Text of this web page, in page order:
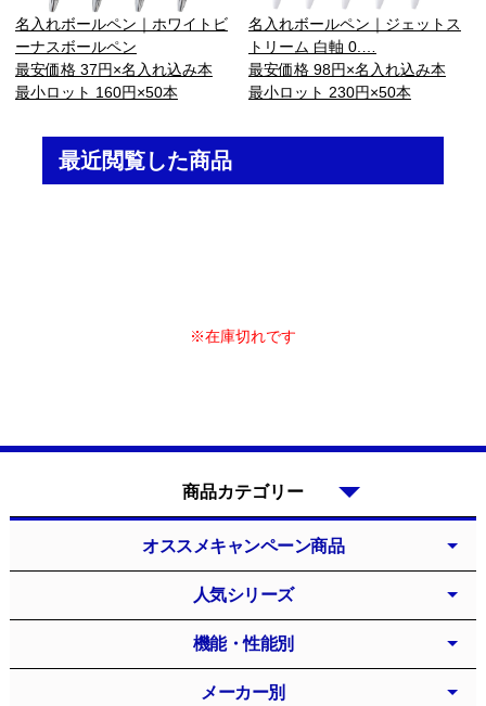
名入れボールペン｜ホワイトビ
ーナスボールペン
最安価格 37円×名入れ込み本
最小ロット 160円×50本
名入れボールペン｜ジェットス
トリーム 白軸 0.…
最安価格 98円×名入れ込み本
最小ロット 230円×50本
最近閲覧した商品
※在庫切れです
オススメキャンペーン商品
人気シリーズ
機能・性能別
メーカー別
商品カテゴリー